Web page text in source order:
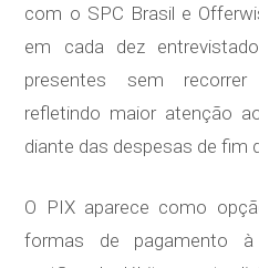
com o SPC Brasil e
em cada dez
presentes sem
refletindo maior atenção
diante das despesas de fim
O PIX aparece como
formas de pagamento